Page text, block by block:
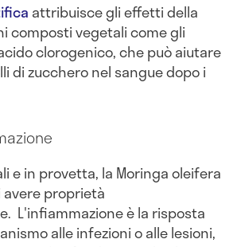
attribuisce gli effetti della
composti vegetali come gli
clorogenico, che può aiutare
di zucchero nel sangue dopo i
e in provetta, la Moringa oleifera
proprietà
L'infiammazione è la risposta
alle infezioni o alle lesioni,